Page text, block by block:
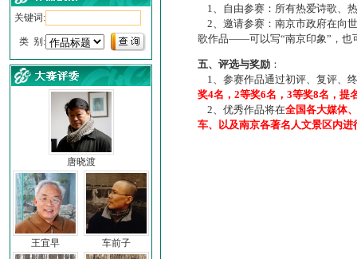
关键词:
类 别:
唐晓渡
王宜早 车前子
1、自由参赛：所有热爱诗歌、
2、邀请参赛：南京市政府在向
歌作品——可以写“南京印象”，也
五、评选与奖励 ：
1、参赛作品通过初评、复评、
奖4名，2等奖6名，3等奖8名，提
2、优秀作品将在全国各大媒体
车、以及南京各著名人文景区内进